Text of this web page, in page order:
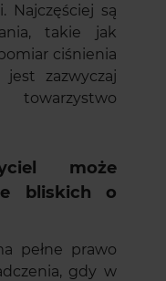
Najczęściej są
takie jak
ciśnienia
zazwyczaj
może
bliskich o
pełne prawo
gdy w